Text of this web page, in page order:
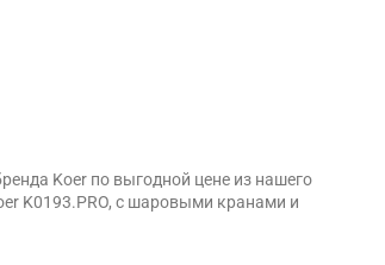
Koer по выгодной цене из нашего
K0193.PRO, с шаровыми кранами и